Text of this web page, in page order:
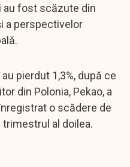
au fost scăzute din
a perspectivelor
pierdut 1,3%, după ce
din Polonia, Pekao, a
o scădere de
al doilea.